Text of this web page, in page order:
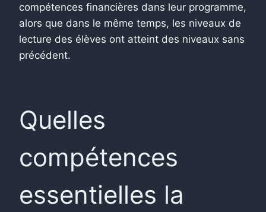
compétences financières dans leur programme,
alors que dans le même temps, les niveaux de
lecture des élèves ont atteint des niveaux sans
précédent.
Quelles
compétences
essentielles la